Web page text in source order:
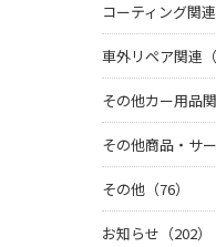
コーティング関連
車外リペア関連（
その他カー用品関
その他商品・サー
その他（76）
お知らせ（202）